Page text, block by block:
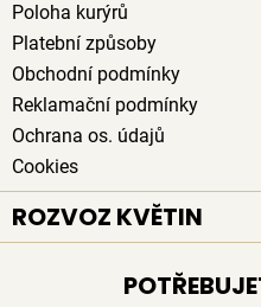
Poloha kurýrů
Platební způsoby
Obchodní podmínky
Reklamační podmínky
Ochrana os. údajů
Cookies
ROZVOZ KVĚTIN
Rozvoz květin po celé ČR
Doručení květin zdarma